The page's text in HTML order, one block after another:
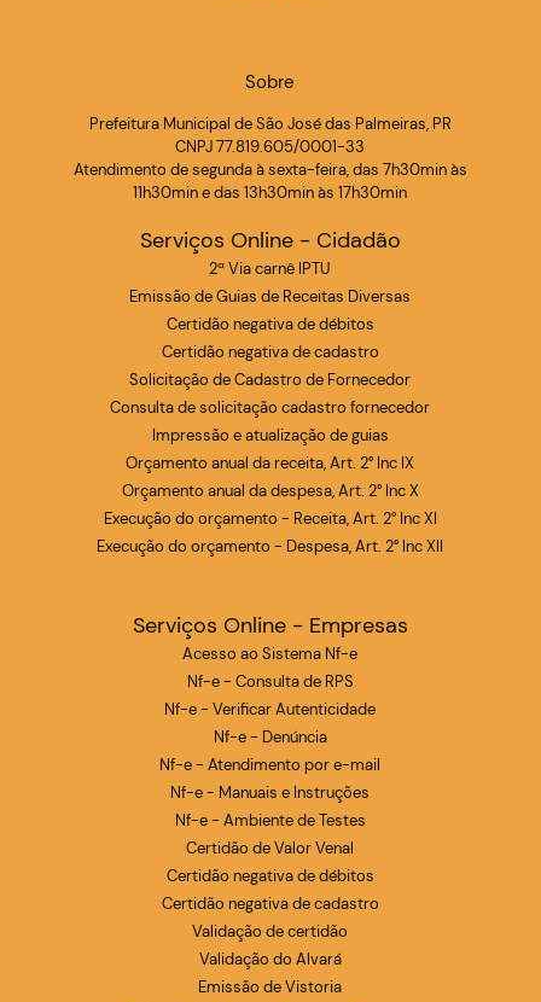
Sobre
Prefeitura Municipal de São José das Palmeiras, PR
CNPJ 77.819.605/0001-33
Atendimento de segunda à sexta-feira, das 7h30min às
11h30min e das 13h30min às 17h30min
Serviços Online - Cidadão
2ª Via carnê IPTU
Emissão de Guias de Receitas Diversas
Certidão negativa de débitos
Certidão negativa de cadastro
Solicitação de Cadastro de Fornecedor
Consulta de solicitação cadastro fornecedor
Impressão e atualização de guias
Orçamento anual da receita, Art. 2° Inc IX
Orçamento anual da despesa, Art. 2° Inc X
Execução do orçamento - Receita, Art. 2° Inc XI
Execução do orçamento - Despesa, Art. 2° Inc XII
Serviços Online - Empresas
Acesso ao Sistema Nf-e
Nf-e - Consulta de RPS
Nf-e - Verificar Autenticidade
Nf-e - Denúncia
Nf-e - Atendimento por e-mail
Nf-e - Manuais e Instruções
Nf-e - Ambiente de Testes
Certidão de Valor Venal
Certidão negativa de débitos
Certidão negativa de cadastro
Validação de certidão
Validação do Alvará
Emissão de Vistoria